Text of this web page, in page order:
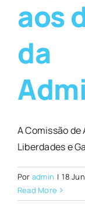
aos
da
A Comissão
Liberdades e
Por admin | 18
Read More